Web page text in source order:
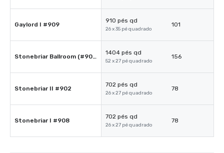
Gaylord I #909
910 pés qd
26 x 35 pé quadrado
101
Stonebriar Ballroom (#908 & #902)
1404 pés qd
52 x 27 pé quadrado
156
Stonebriar II #902
702 pés qd
26 x 27 pé quadrado
78
Stonebriar I #908
702 pés qd
26 x 27 pé quadrado
78